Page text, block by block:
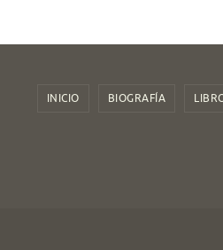
INICIO BIOGRAFÍA